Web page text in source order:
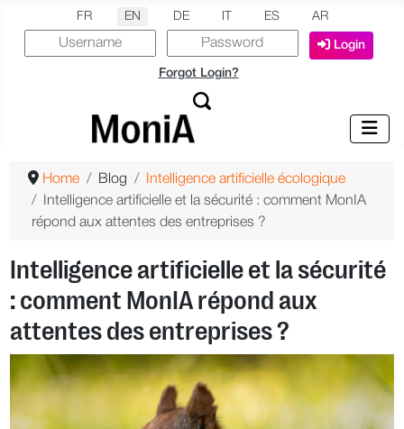
Select your language
FR EN DE ES AR
Login
Forgot Login?
Home Blog
Intelligence artificielle écologique
Intelligence artificielle et la sécurité : comment MonIA
répond aux attentes des entreprises ?
Intelligence artificielle et la sécurité
: comment MonIA répond aux
attentes des entreprises ?